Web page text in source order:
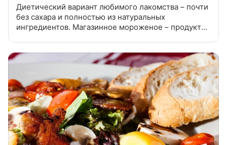
Диетический вариант любимого лакомства – почти
без сахара и полностью из натуральных
ингредиентов. Магазинное мороженое – продукт